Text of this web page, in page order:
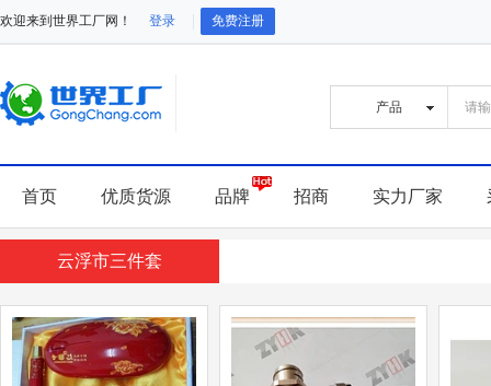
欢迎来到世界工厂网！ 登录 免费注册
首页 优质货源 品牌 招商 实力厂家
云浮市三件套